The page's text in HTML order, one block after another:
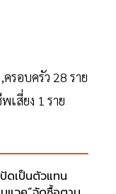
รอบครัว 28 ราย
เสี่ยง 1 ราย
ดเป็นตัวแทน